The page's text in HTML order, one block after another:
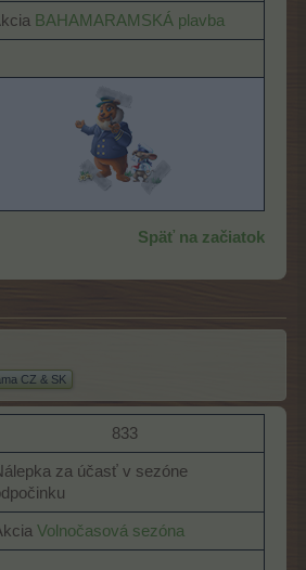
BAHAMARAMSKÁ plavba
Späť na začiatok
CZ & SK
833​
za účasť v sezóne
Volnočasová sezóna